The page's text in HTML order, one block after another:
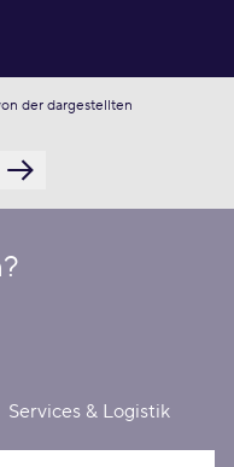
der dargestellten
Services & Logistik